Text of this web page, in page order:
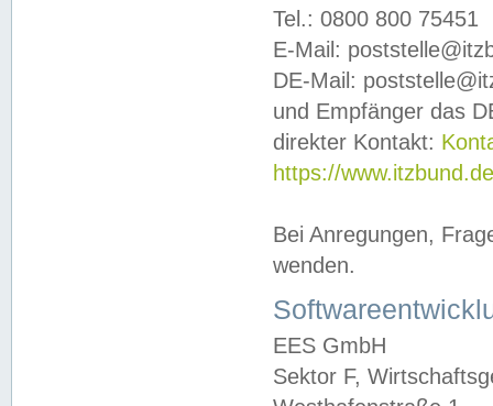
Tel.: 0800 800 75451
E-Mail:
DE-Mail:
und Empfänger das
direkter Kontakt:
https://
Bei Anregungen,
wenden.
EES GmbH
Sektor F,